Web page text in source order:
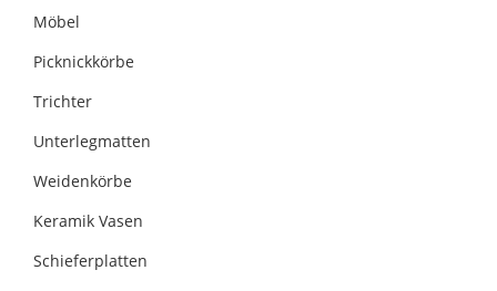
Möbel
Picknickkörbe
Trichter
Unterlegmatten
Weidenkörbe
Keramik Vasen
Schieferplatten